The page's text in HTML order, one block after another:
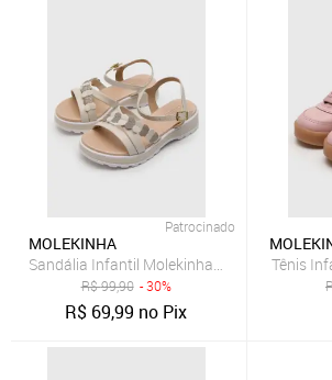
Patrocinado
MOLEKINHA
Sandália Infantil Molekinha Tiras Glitter Bege
R$99,90 - 30%
R$ 69,99 no Pix
Tênis